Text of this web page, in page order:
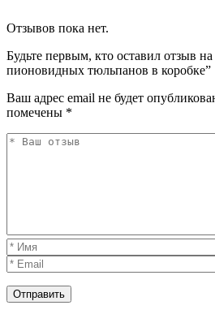
Отзывов пока нет.
Будьте первым, кто оставил отзыв
пионовидных тюльпанов в коробке”
Ваш адрес email не будет
помечены *